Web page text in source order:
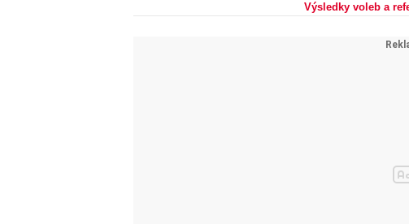
Výsledky voleb a